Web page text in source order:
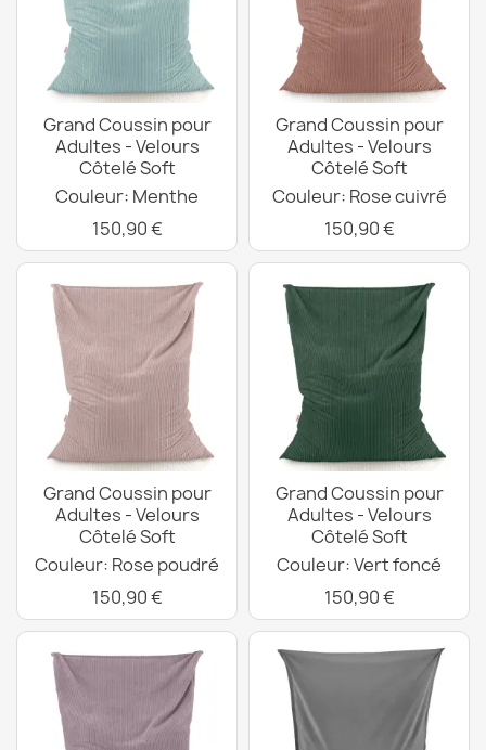
Grand Coussin pour
Adultes - Velours
Côtelé Soft
Couleur: Menthe
150,90 €
Grand Coussin pour
Adultes - Velours
Côtelé Soft
Couleur: Rose cuivré
150,90 €
Grand Coussin pour
Adultes - Velours
Côtelé Soft
Couleur: Rose poudré
150,90 €
Grand Coussin pour
Adultes - Velours
Côtelé Soft
Couleur: Vert foncé
150,90 €